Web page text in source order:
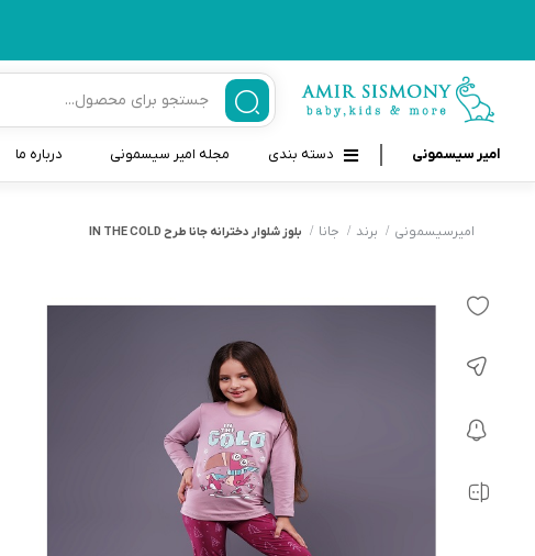
امیر سیسمونی دسته بندی
قاب و بندپستانک
سرنگ داروخوری نوزاد
شانه برس کودک
پواربینی
مسواک و خمیر دندان کودک
تب سنج نوزاد و کودک
رابط و پد سینه
لوازم حمام نوزاد
لوازم اتاق نوزاد و کودک
اسباب بازی دخترانه و پسرانه
مجله امیر سیسمونی درباره ما
امیرسیسمونی برند جانا بلوز شلوار دخترانه جانا طرح IN THE COLD